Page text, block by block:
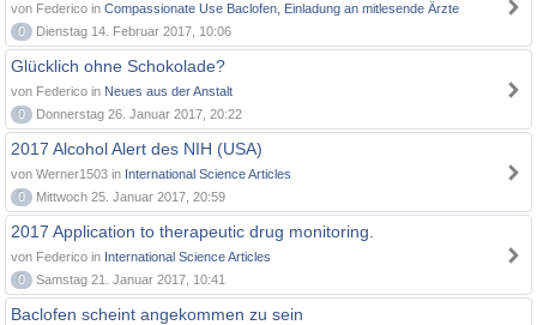
von Federico in Compassionate Use Baclofen, Einladung an mitlesende Ärzte
0
Dienstag 14. Februar 2017, 10:06
Glücklich ohne Schokolade?
von Federico in Neues aus der Anstalt
0
Donnerstag 26. Januar 2017, 20:22
2017 Alcohol Alert des NIH (USA)
von Werner1503 in International Science Articles
0
Mittwoch 25. Januar 2017, 20:59
2017 Application to therapeutic drug monitoring.
von Federico in International Science Articles
0
Samstag 21. Januar 2017, 10:41
Baclofen scheint angekommen zu sein